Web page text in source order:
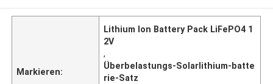
Markieren:
Lithium Ion Battery Pack LiFePO4 1
2V
,
Überbelastungs-Solarlithium-batte
rie-Satz